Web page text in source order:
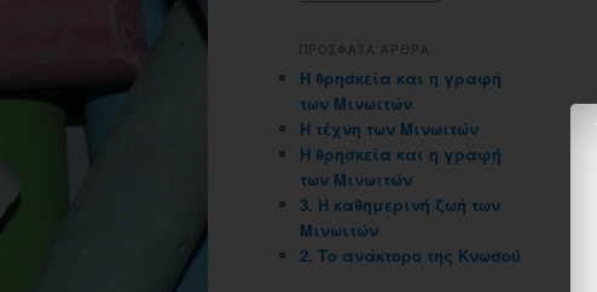
ΠΡΟΣΦΑΤΑ ΑΡΘΡΑ
Η θρησκεία και η γραφή
των Μινωιτών
Η τέχνη των Μινωιτών
Η θρησκεία και η γραφή
των Μινωιτών
3. Η καθημερινή ζωή των
Μινωιτών
2. Το ανάκτορο της Κνωσού